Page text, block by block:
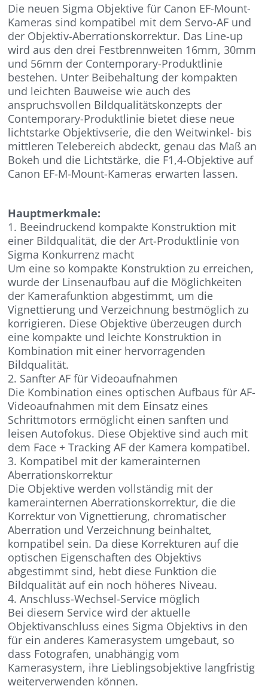
Die neuen Sigma Objektive für Canon EF-Mount-
Kameras sind kompatibel mit dem Servo-AF und
der Objektiv-Aberrationskorrektur. Das Line-up
wird aus den drei Festbrennweiten 16mm, 30mm
und 56mm der Contemporary-Produktlinie
bestehen. Unter Beibehaltung der kompakten
und leichten Bauweise wie auch des
anspruchsvollen Bildqualitätskonzepts der
Contemporary-Produktlinie bietet diese neue
lichtstarke Objektivserie, die den Weitwinkel- bis
mittleren Telebereich abdeckt, genau das Maß an
Bokeh und die Lichtstärke, die F1,4-Objektive auf
Canon EF-M-Mount-Kameras erwarten lassen.
Hauptmerkmale:
1. Beeindruckend kompakte Konstruktion mit
einer Bildqualität, die der Art-Produktlinie von
Sigma Konkurrenz macht
Um eine so kompakte Konstruktion zu erreichen,
wurde der Linsenaufbau auf die Möglichkeiten
der Kamerafunktion abgestimmt, um die
Vignettierung und Verzeichnung bestmöglich zu
korrigieren. Diese Objektive überzeugen durch
eine kompakte und leichte Konstruktion in
Kombination mit einer hervorragenden
Bildqualität.
2. Sanfter AF für Videoaufnahmen
Die Kombination eines optischen Aufbaus für AF-
Videoaufnahmen mit dem Einsatz eines
Schrittmotors ermöglicht einen sanften und
leisen Autofokus. Diese Objektive sind auch mit
dem Face + Tracking AF der Kamera kompatibel.
3. Kompatibel mit der kamerainternen
Aberrationskorrektur
Die Objektive werden vollständig mit der
kamerainternen Aberrationskorrektur, die die
Korrektur von Vignettierung, chromatischer
Aberration und Verzeichnung beinhaltet,
kompatibel sein. Da diese Korrekturen auf die
optischen Eigenschaften des Objektivs
abgestimmt sind, hebt diese Funktion die
Bildqualität auf ein noch höheres Niveau.
4. Anschluss-Wechsel-Service möglich
Bei diesem Service wird der aktuelle
Objektivanschluss eines Sigma Objektivs in den
für ein anderes Kamerasystem umgebaut, so
dass Fotografen, unabhängig vom
Kamerasystem, ihre Lieblingsobjektive langfristig
weiterverwenden können.